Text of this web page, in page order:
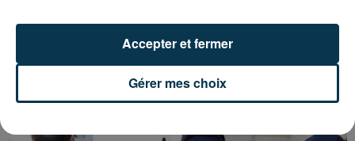
INCENDIE : L'ONG STÉPHANOISE PHF
TOUJOURS AU CHEVET DES HABITANTS...
Gérer mes choix
Accepter et fermer